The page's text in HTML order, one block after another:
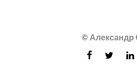
© Александр